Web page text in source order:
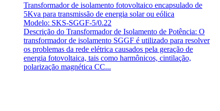
Transformador de isolamento fotovoltaico encapsulado de
5Kva para transmissão de energia solar ou eólica
Modelo: SKS-SGGF-5/0.22
Descrição do Transformador de Isolamento de Potência: O
transformador de isolamento SGGF é utilizado para resolver
os problemas da rede elétrica causados pela geração de
energia fotovoltaica, tais como harmônicos, cintilação,
polarização magnética CC...